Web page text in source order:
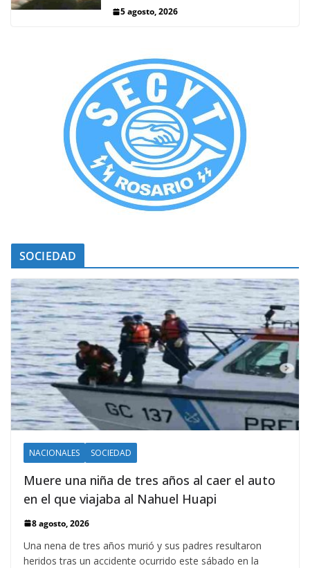
5 agosto, 2026
SOCIEDAD
NACIONALES SOCIEDAD
Muere una niña de tres años al caer el auto
en el que viajaba al Nahuel Huapi
8 agosto, 2026
Una nena de tres años murió y sus padres resultaron
heridos tras un accidente ocurrido este sábado en la